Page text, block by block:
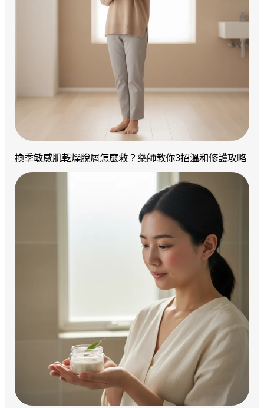
換季敏感肌乾燥脫屑怎麼救？藥師教你3招溫和修護攻略